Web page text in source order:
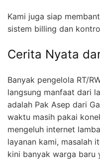
Kami juga siap
sistem billing dan
Cerita Nyata
Banyak pengelola RT/
langsung manfaat dari
adalah Pak Asep dari
waktu masih pakai
mengeluh internet
layanan kami, masalah
kini banyak warga baru